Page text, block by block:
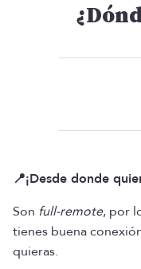
📍¡Desde donde
Son full-remote, por
tienes buena
quieras.